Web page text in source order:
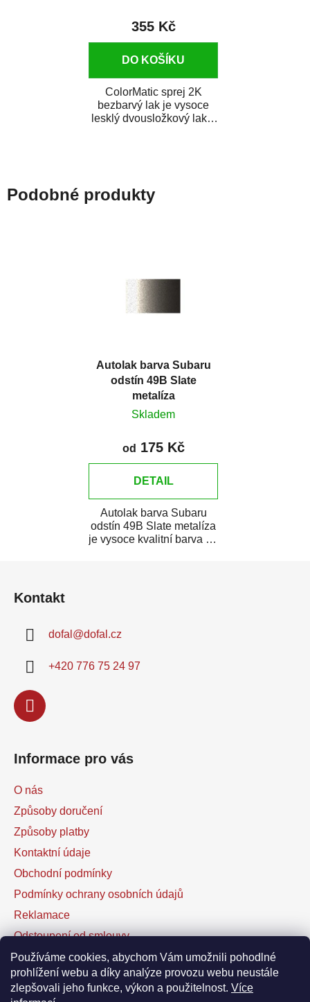
Používáme cookies, abychom Vám umožnili pohodlné
prohlížení webu a díky analýze provozu webu neustále
zlepšovali jeho funkce, výkon a použitelnost. Více
355 Kč
DO KOŠÍKU
ColorMatic sprej 2K
bezbarvý lak je vysoce
lesklý dvousložkový lak s
Podobné produkty
Autolak barva Subaru
odstín 49B Slate
metalíza
Skladem
od 175 Kč
DETAIL
Autolak barva Subaru
odstín 49B Slate metalíza
je vysoce kvalitní barva na
Kontakt
dofal @dofal.cz
+420 776 75 24 97
Informace pro vás
O nás
Způsoby doručení
Způsoby platby
Kontaktní údaje
Obchodní podmínky
Podmínky ochrany osobních údajů
Reklamace
Odstoupení od smlouvy
Kontaktní formulář